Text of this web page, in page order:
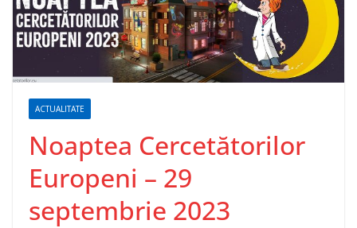
ACTUALITATE
Noaptea Cercetătorilor
Europeni – 29
septembrie 2023